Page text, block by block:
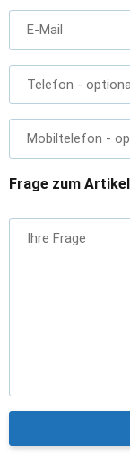
E-Mail
Telefon -
Mobiltelefon -
Frage zum Artikel
Ihre Frage